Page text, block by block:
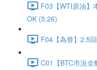
F03【WTI原油】
OK (5:26)
F04【為替】2.5
C01【BTC市況